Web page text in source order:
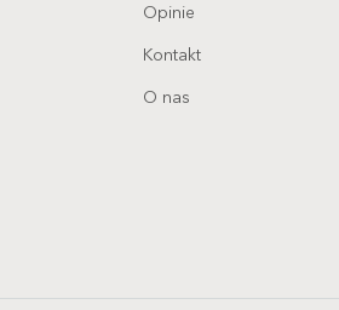
Opinie
Kontakt
O nas